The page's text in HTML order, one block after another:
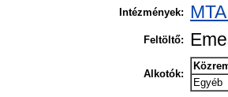
Intézmények:
Feltöltő:
Alkotók:
Egyéb